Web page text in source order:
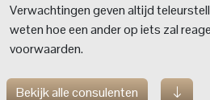
Verwachtingen geven altijd
weten hoe een ander op iets zal
voorwaarden.
Bekijk alle consulenten